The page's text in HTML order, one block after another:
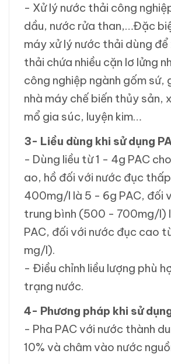
- Xử lý nước thải công
dầu, nước rửa than,…Đặc
máy xử lý nước thải dùng để
thải chứa nhiều cặn lơ lửng
công nghiệp ngành gốm sứ,
nhà máy chế biến thủy sản,
mổ gia súc, luyện kim…
3- Liều dùng khi sử dụng
- Dùng liều từ 1 - 4g PAC
ao, hồ đối với nước đục
400mg/l là 5 - 6g PAC, đối
trung bình (500 - 700mg/l)
PAC, đối với nước đục cao
mg/l).
- Điều chỉnh liều lượng phù
trạng nước.
4- Phương pháp khi sử
- Pha PAC với nước thành
10% và châm vào nước